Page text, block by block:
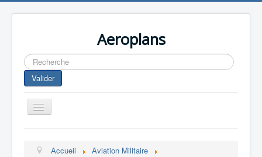
Aeroplans
Rechercher
Valider
Toggle
Navigation
Accueil
Aviation Militaire